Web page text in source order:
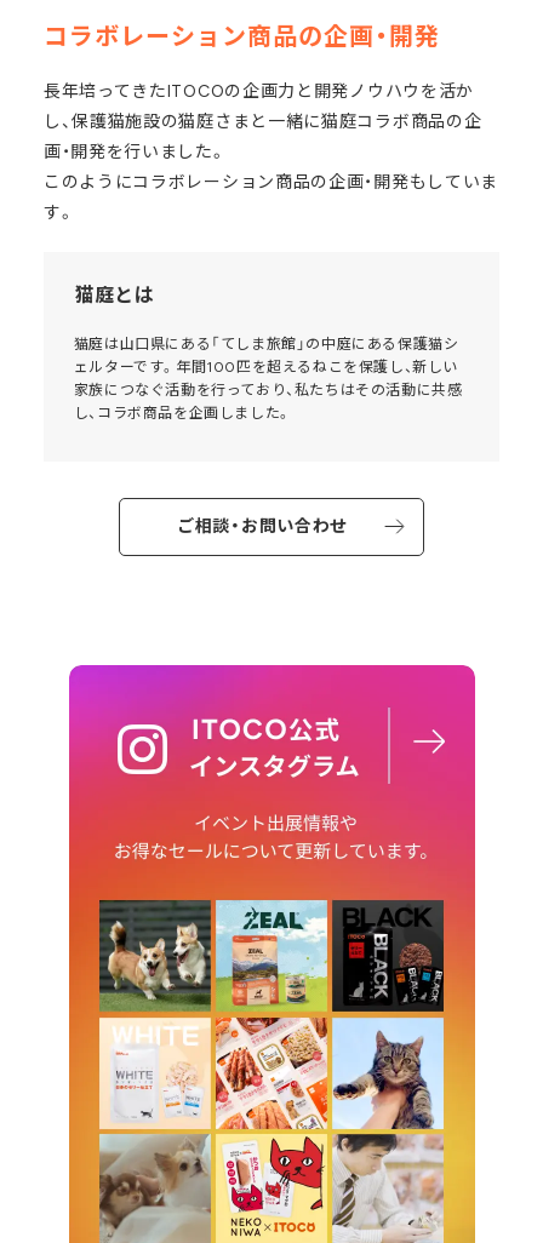
コラボレーション商品の企画・開発
長年培ってきたITOCOの企画力と開発ノウハウを活か
し、保護猫施設の猫庭さまと一緒に猫庭コラボ商品の企
画・開発を行いました。
このようにコラボレーション商品の企画・開発もしていま
す。
猫庭とは
猫庭は山口県にある「てしま旅館」の中庭にある保護猫シ
ェルターです。年間100匹を超えるねこを保護し、新しい
家族につなぐ活動を行っており、私たちはその活動に共感
し、コラボ商品を企画しました。
ご相談・お問い合わせ